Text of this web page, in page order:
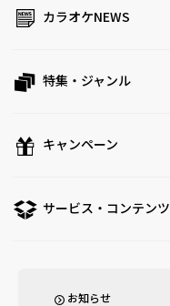
カラオケNEWS
特集・ジャンル
キャンペーン
サービス・コンテンツ
お知らせ